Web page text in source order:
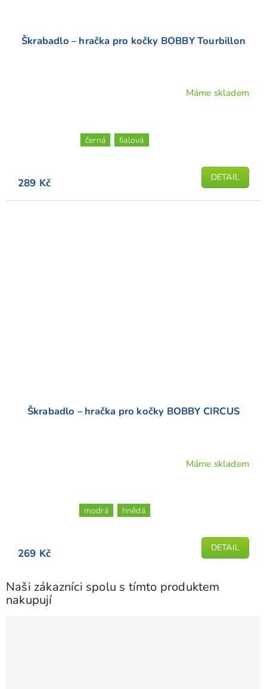
Škrabadlo – hračka pro kočky BOBBY Tourbillon
5
hvězdiček.
Máme skladem
289 Kč DETAIL
černá fialová
Škrabadlo – hračka pro kočky BOBBY CIRCUS
5
Máme skladem
269 Kč DETAIL
modrá hnědá
Naši zákazníci spolu s tímto produktem
nakupují